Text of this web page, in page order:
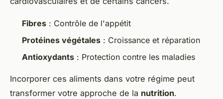
Fibres : Contrôle de l'appétit
Protéines végétales : Croissance et réparation
Antioxydants : Protection contre les maladies
Incorporer ces aliments dans votre régime peut
transformer votre approche de la nutrition.